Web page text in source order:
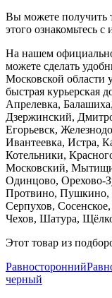
Вы можете получить
этого ознакомьтесь
На нашем
можете сделать
Московской области
быстрая курьерская
Апрелевка,
Дзержинский,
Егорьевск,
Ивантеевка, Истра,
Котельники,
Московский,
Одинцово, Орехово-
Протвино, Пушкино,
Серпухов,
Чехов, Шатура,
Этот товар из
Равносторонний
черный